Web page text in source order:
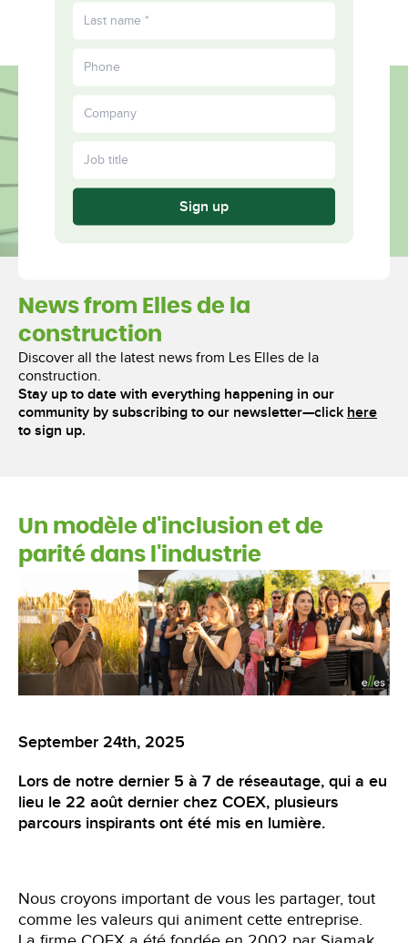
Sign up
Fulfilled
Together
News from Elles de la
construction
Discover all the latest news from Les Elles de la
construction.
Stay up to date with everything happening in our
community by subscribing to our newsletter—click here
to sign up.
Un modèle d'inclusion et de
parité dans l'industrie
September 24th, 2025
Lors de notre dernier 5 à 7 de réseautage, qui a eu
lieu le 22 août dernier chez COEX, plusieurs
parcours inspirants ont été mis en lumière.
Nous croyons important de vous les partager, tout
comme les valeurs qui animent cette entreprise.